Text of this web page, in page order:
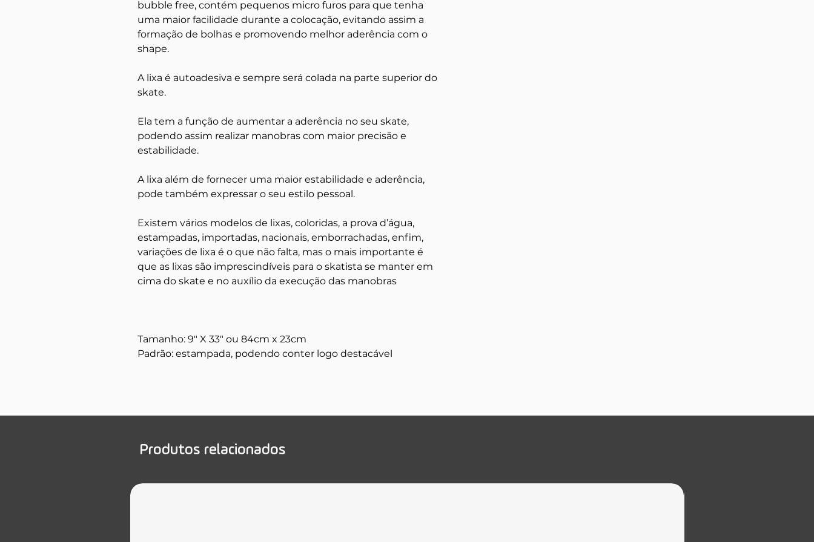
bubble free, contém pequenos micro furos para que tenha
uma maior facilidade durante a colocação, evitando assim a
formação de bolhas e promovendo melhor aderência com o
shape.
A lixa é autoadesiva e sempre será colada na parte superior do
skate.
Ela tem a função de aumentar a aderência no seu skate,
podendo assim realizar manobras com maior precisão e
estabilidade.
A lixa além de fornecer uma maior estabilidade e aderência,
pode também expressar o seu estilo pessoal.
Existem vários modelos de lixas, coloridas, a prova d’água,
estampadas, importadas, nacionais, emborrachadas, enfim,
variações de lixa é o que não falta, mas o mais importante é
que as lixas são imprescindíveis para o skatista se manter em
cima do skate e no auxílio da execução das manobras
Tamanho: 9" X 33" ou 84cm x 23cm
Padrão: estampada, podendo conter logo destacável
Produtos relacionados